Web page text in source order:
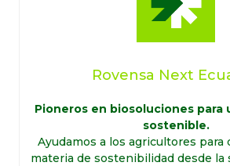
Rovensa Next
Pioneros en biosoluciones para
sostenible.
Ayudamos a los agricultores para
materia de sostenibilidad desde la